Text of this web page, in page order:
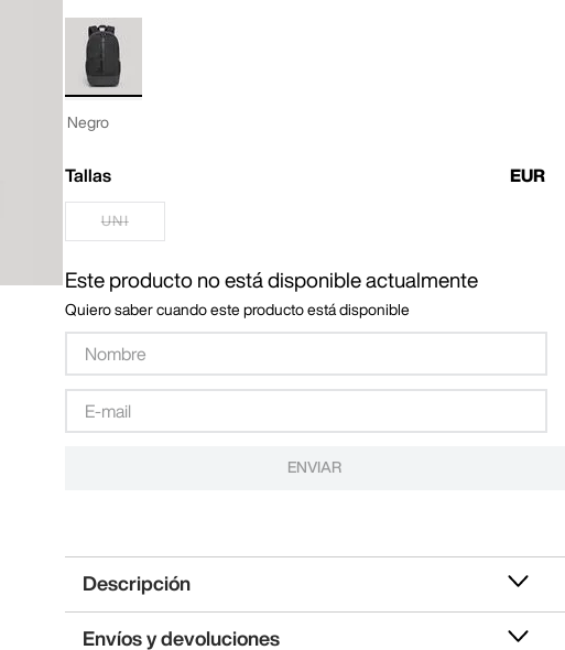
Negro
Tallas EUR
UNI
Este producto no está disponible actualmente
Quiero saber cuando este producto está disponible
ENVIAR
Descripción
Envíos y devoluciones